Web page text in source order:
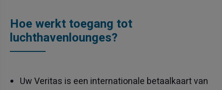
Hoe werkt toegang tot
luchthavenlounges?
Uw Veritas is een internationale betaalkaart van